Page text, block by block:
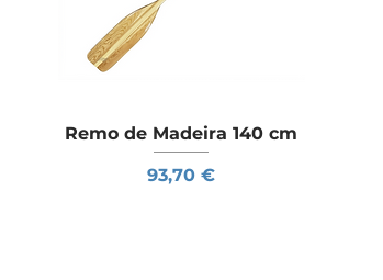
Visualização rápida
Remo de Madeira 140 cm
Preço
93,70 €